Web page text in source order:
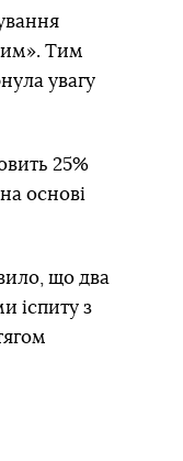
Тим
увагу
25%
основі
що два
іспиту з